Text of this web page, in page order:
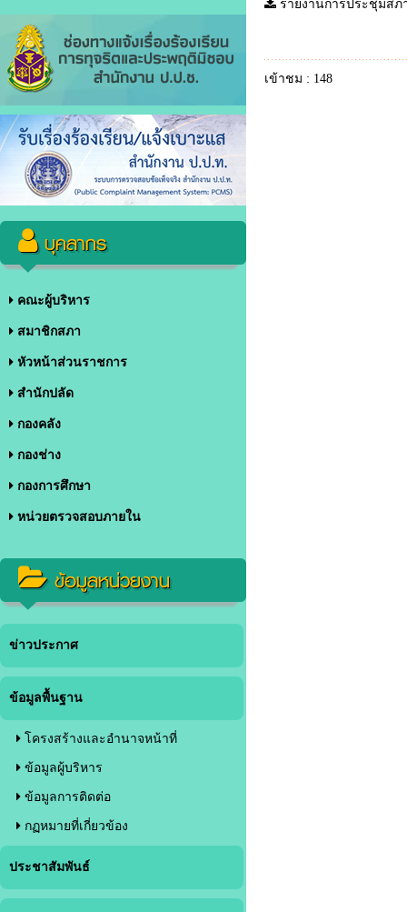
บุคลากร
คณะผู้บริหาร
สมาชิกสภา
หัวหน้าส่วนราชการ
สำนักปลัด
กองคลัง
กองช่าง
กองการศึกษา
หน่วยตรวจสอบภายใน
ข้อมูลหน่วยงาน
ข่าวประกาศ
ข้อมูลพื้นฐาน
โครงสร้างและอำนาจหน้าที่
ข้อมูลผู้บริหาร
ข้อมูลการติดต่อ
กฏหมายที่เกี่ยวข้อง
ประชาสัมพันธ์
รายงานการประชุมส
เข้าชม : 148